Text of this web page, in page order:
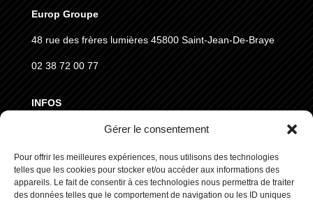
Gérer le consentement
Pour offrir les meilleures expériences, nous utilisons des technologies
telles que les cookies pour stocker et/ou accéder aux informations des
appareils. Le fait de consentir à ces technologies nous permettra de traiter
des données telles que le comportement de navigation ou les ID uniques
Europ Groupe
48 rue des frères lumières 45800 Saint-Jean-De-Braye
02 38 72 00 77
INFOS
CGVD
RGPD